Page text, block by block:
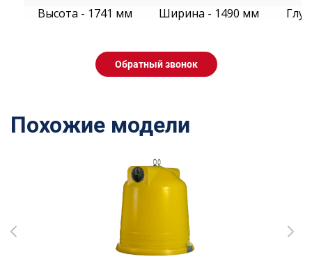
Высота - 1741 мм Ширина - 1490 мм
Обратный звонок
Похожие модели